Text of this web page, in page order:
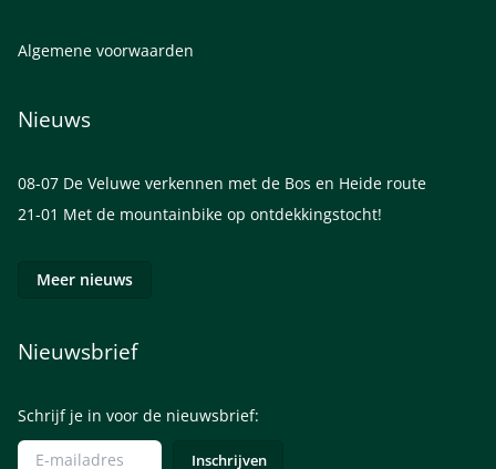
Algemene voorwaarden
Nieuws
08-07 De Veluwe verkennen met de Bos en Heide route
21-01 Met de mountainbike op ontdekkingstocht!
Meer nieuws
Nieuwsbrief
Schrijf je in voor de nieuwsbrief: